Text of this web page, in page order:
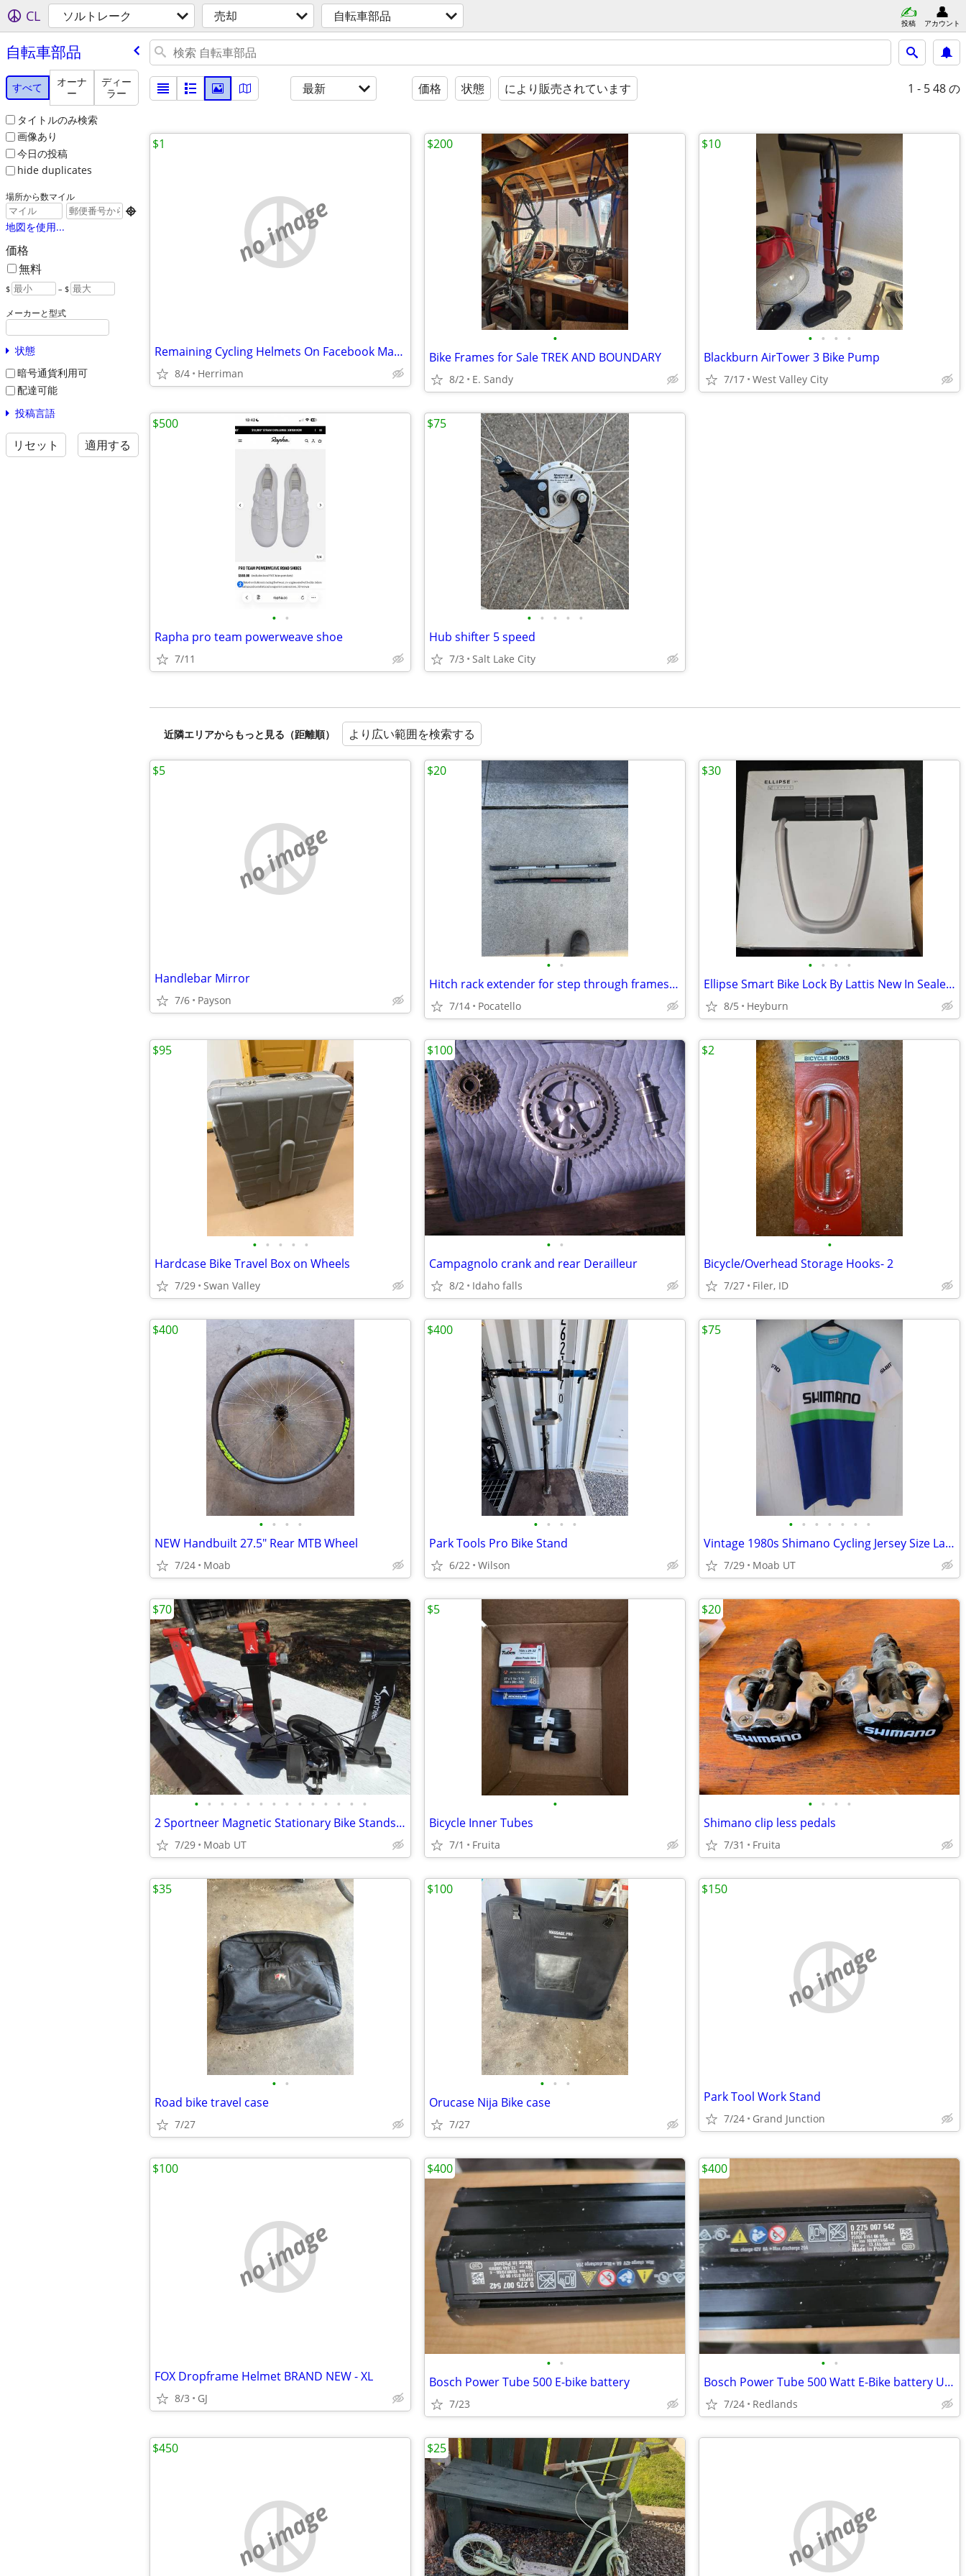
CL ソルトレーク 売却 自転車部品 投稿 アカウント
自転車部品
すべて
オーナ
ー
ディー
ラー
タイトルのみ検索
画像あり
今日の投稿
hide duplicates
場所から数マイル

地図を使用...
価格
無料
$ – $
メーカーと型式
状態
暗号通貨利用可
配達可能
投稿言語
リセット 適用する
最新 価格 状態 により販売されています 1 - 548 の
no image
Remaining Cycling Helmets On Facebook Marketplace
8/4 Herriman
$1
•
Bike Frames for Sale TREK AND BOUNDARY
8/2 E. Sandy
$200
• • • •
Blackburn AirTower 3 Bike Pump
7/17 West Valley City
$10
• •
Rapha pro team powerweave shoe
7/11
$500
• • • • •
Hub shifter 5 speed
7/3 Salt Lake City
$75
近隣エリアからもっと見る（距離順） より広い範囲を検索する
no image
Handlebar Mirror
7/6 Payson
$5
• •
Hitch rack extender for step through frames 2 of them
7/14 Pocatello
$20
• • • •
Ellipse Smart Bike Lock By Lattis New In Sealed Package Apple Android
8/5 Heyburn
$30
• • • • •
Hardcase Bike Travel Box on Wheels
7/29 Swan Valley
$95
• •
Campagnolo crank and rear Derailleur
8/2 Idaho falls
$100
•
Bicycle/Overhead Storage Hooks- 2
7/27 Filer, ID
$2
• • • •
NEW Handbuilt 27.5" Rear MTB Wheel
7/24 Moab
$400
• • • •
Park Tools Pro Bike Stand
6/22 Wilson
$400
• • • • • • •
Vintage 1980s Shimano Cycling Jersey Size Large
7/29 Moab UT
$75
• • • • • • • • • • • • • •
2 Sportneer Magnetic Stationary Bike Stands for 26" & 700c
7/29 Moab UT
$70
•
Bicycle Inner Tubes
7/1 Fruita
$5
• • • •
Shimano clip less pedals
7/31 Fruita
$20
• •
Road bike travel case
7/27
$35
• • •
Orucase Nija Bike case
7/27
$100
no image
Park Tool Work Stand
7/24 Grand Junction
$150
no image
FOX Dropframe Helmet BRAND NEW - XL
8/3 GJ
$100
• •
Bosch Power Tube 500 E-bike battery
7/23
$400
• •
Bosch Power Tube 500 Watt E-Bike battery Used
7/24 Redlands
$400
no image
$450 $25
no image